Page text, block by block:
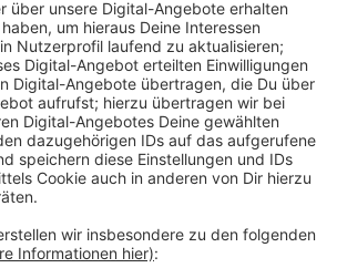
Ziel des geförderten
es, die Feuerwehren im
einheitlich auszubilden und so
sie auch größere Wald- und
gemeinsam wirksam bekämpfen
jeder Löschzug eine
mit Löschrucksäcken, kleineren
und persönlicher Schutzausstattung.